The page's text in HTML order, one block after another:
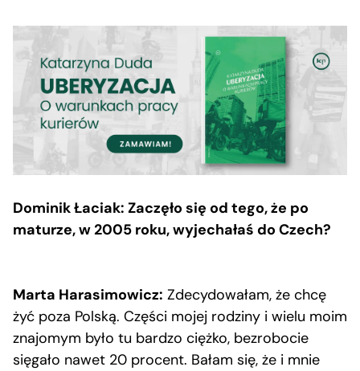
Dominik Łaciak: Zaczęło się od tego, że po
maturze, w 2005 roku, wyjechałaś do Czech?
Marta Harasimowicz: Zdecydowałam, że chcę
żyć poza Polską. Części mojej rodziny i wielu moim
znajomym było tu bardzo ciężko, bezrobocie
sięgało nawet 20 procent. Bałam się, że i mnie